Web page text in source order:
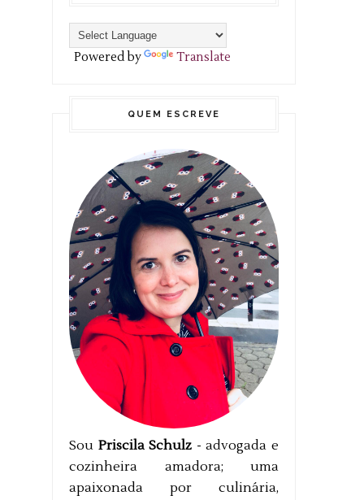
Powered by Translate
QUEM ESCREVE
Sou Priscila Schulz - advogada e
cozinheira amadora; uma
apaixonada por culinária,